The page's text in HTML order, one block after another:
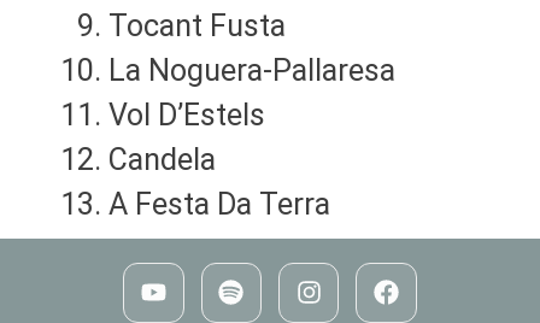
Tocant Fusta
La Noguera-Pallaresa
Vol D’Estels
Candela
A Festa Da Terra